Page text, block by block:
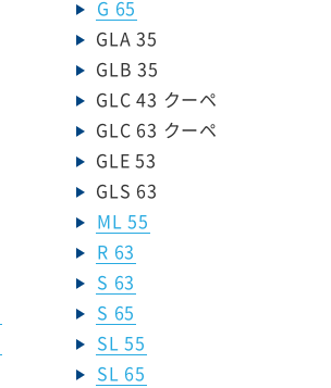
G 65
GLA 35
GLB 35
GLC 43 クーペ
GLC 63 クーペ
GLE 53
GLS 63
ML 55
R 63
S 63
S 65
SL 55
SL 65